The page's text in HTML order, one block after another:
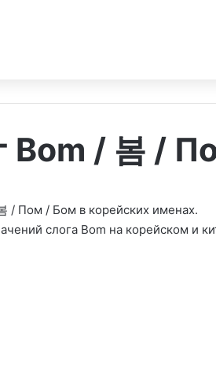
Bom / 봄 /
/ Пом / Бом в корейских именах.
слога Bom на корейском и